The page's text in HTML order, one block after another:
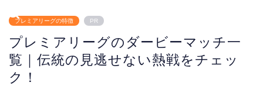
プレミアリーグの特徴 PR
プレミアリーグのダービーマッチ一
覧｜伝統の見逃せない熱戦をチェッ
ク！